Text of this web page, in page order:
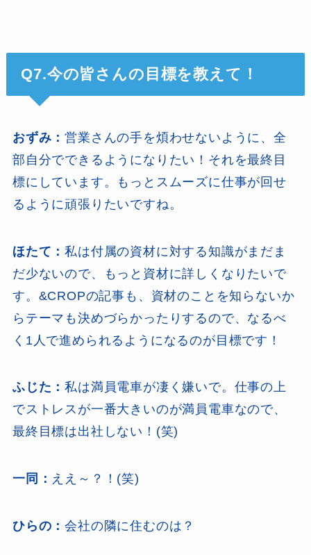
Q7.今の皆さんの目標を教えて！
おずみ：営業さんの手を煩わせないように、全
部自分でできるようになりたい！それを最終目
標にしています。もっとスムーズに仕事が回せ
るように頑張りたいですね。
ほたて：私は付属の資材に対する知識がまだま
だ少ないので、もっと資材に詳しくなりたいで
す。&CROPの記事も、資材のことを知らないか
らテーマも決めづらかったりするので、なるべ
く1人で進められるようになるのが目標です！
ふじた：私は満員電車が凄く嫌いで。仕事の上
でストレスが一番大きいのが満員電車なので、
最終目標は出社しない！(笑)
一同： ええ～？！(笑)
ひらの：会社の隣に住むのは？